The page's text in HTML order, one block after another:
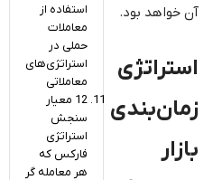
آن خواهد بود.
استراتژی
زمان‌بندی
بازار
استفاده از
معاملات
حملی در
استراتژی‌های
معاملاتی
12 معیار
سنجش
استراتژی
فارکس که
هر معامله‌ گر